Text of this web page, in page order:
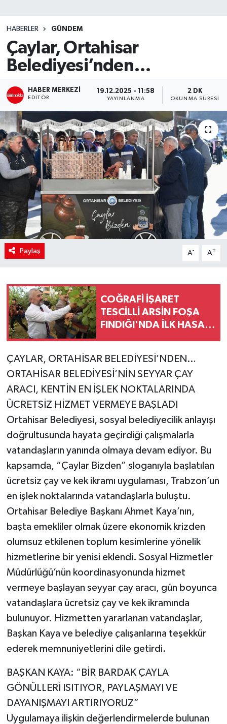
HABERLER GÜNDEM
Çaylar, Ortahisar
Belediyesi’nden…
HABER MERKEZI
EDITÖR
19.12.2025 - 11:58
YAYINLANMA
2 DK
OKUNMA SÜRESI
Paylaş A- A+
COĞRAFİ İŞARET
TESCİLLİ ARSİN FOŞA
FINDIĞI'NDA İLK HASAT
ÇAYLAR, ORTAHİSAR BELEDİYESİ’NDEN…
ORTAHİSAR BELEDİYESİ’NİN SEYYAR ÇAY
ARACI, KENTİN EN İŞLEK NOKTALARINDA
ÜCRETSİZ HİZMET VERMEYE BAŞLADI
Ortahisar Belediyesi, sosyal belediyecilik anlayışı
doğrultusunda hayata geçirdiği çalışmalarla
vatandaşların yanında olmaya devam ediyor. Bu
kapsamda, “Çaylar Bizden” sloganıyla başlatılan
ücretsiz çay ve kek ikramı uygulaması, Trabzon’un
en işlek noktalarında vatandaşlarla buluştu.
Ortahisar Belediye Başkanı Ahmet Kaya’nın,
başta emekliler olmak üzere ekonomik krizden
olumsuz etkilenen toplum kesimlerine yönelik
hizmetlerine bir yenisi eklendi. Sosyal Hizmetler
Müdürlüğü’nün koordinasyonunda hizmet
vermeye başlayan seyyar çay aracı, gün boyunca
vatandaşlara ücretsiz çay ve kek ikramında
bulunuyor. Hizmetten yararlanan vatandaşlar,
Başkan Kaya ve belediye çalışanlarına teşekkür
ederek memnuniyetlerini dile getirdi.
BAŞKAN KAYA: “BİR BARDAK ÇAYLA
GÖNÜLLERİ ISITIYOR, PAYLAŞMAYI VE
DAYANIŞMAYI ARTIRIYORUZ”
Uygulamaya ilişkin değerlendirmelerde bulunan
Teknoloji
TRABZON
TRABZONSPOR
Yaşam